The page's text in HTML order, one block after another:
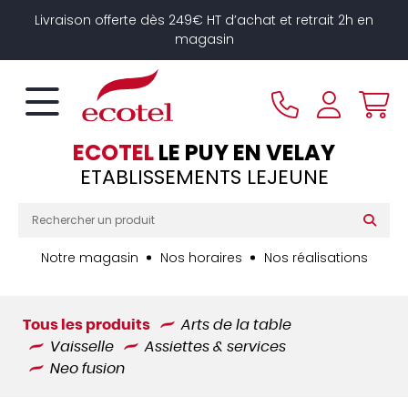
Livraison offerte dès 249€ HT d’achat et retrait 2h en
magasin
ECOTELLE PUY EN VELAY
ETABLISSEMENTS LEJEUNE
Notre magasin Nos horaires Nos réalisations
Tous les produits
Arts de la table
Vaisselle
Assiettes & services
Neo fusion
Panneau de gestion des cookies